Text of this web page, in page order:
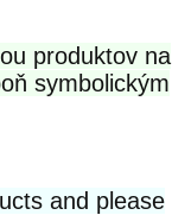
produktov na
symbolickým
and please